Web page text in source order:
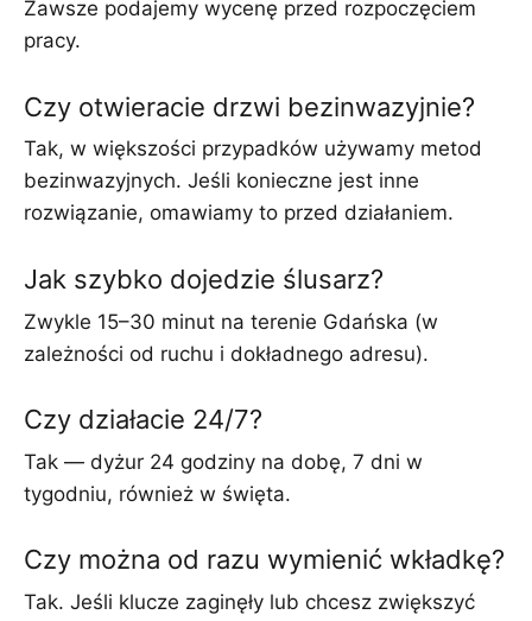
Zawsze podajemy wycenę przed rozpoczęciem
pracy.
Czy otwieracie drzwi bezinwazyjnie?
Tak, w większości przypadków używamy metod
bezinwazyjnych. Jeśli konieczne jest inne
rozwiązanie, omawiamy to przed działaniem.
Jak szybko dojedzie ślusarz?
Zwykle 15–30 minut na terenie Gdańska (w
zależności od ruchu i dokładnego adresu).
Czy działacie 24/7?
Tak — dyżur 24 godziny na dobę, 7 dni w
tygodniu, również w święta.
Czy można od razu wymienić wkładkę?
Tak. Jeśli klucze zaginęły lub chcesz zwiększyć